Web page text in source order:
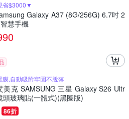
省$3000▼
Galaxy A37 (8G/256G) 6.7吋 2
慧手機
膜,自動吸附牢固不脫落
美克 SAMSUNG 三星 Galaxy S26 Ultr
頭玻璃貼(一體式)(黑圈版)
86折